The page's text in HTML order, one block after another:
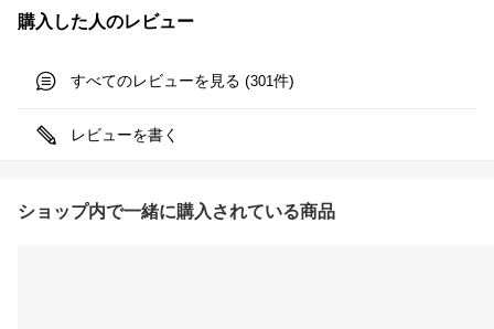
購入した人のレビュー
すべてのレビューを見る (301件)
レビューを書く
ショップ内で一緒に購入されている商品